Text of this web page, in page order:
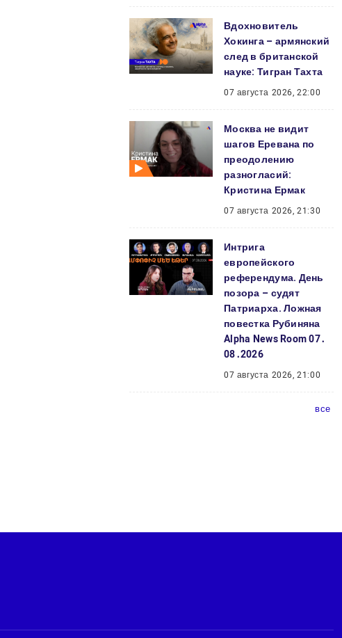
Вдохновитель
Хокинга – армянский
след в британской
науке: Тигран Тахта
07 августа 2026, 22:00
Москва не видит
шагов Еревана по
преодолению
разногласий:
Кристина Ермак
07 августа 2026, 21:30
Интрига
европейского
референдума. День
позора – судят
Патриарха. Ложная
повестка Рубиняна
Alpha News Room 07․
08․2026
07 августа 2026, 21:00
все